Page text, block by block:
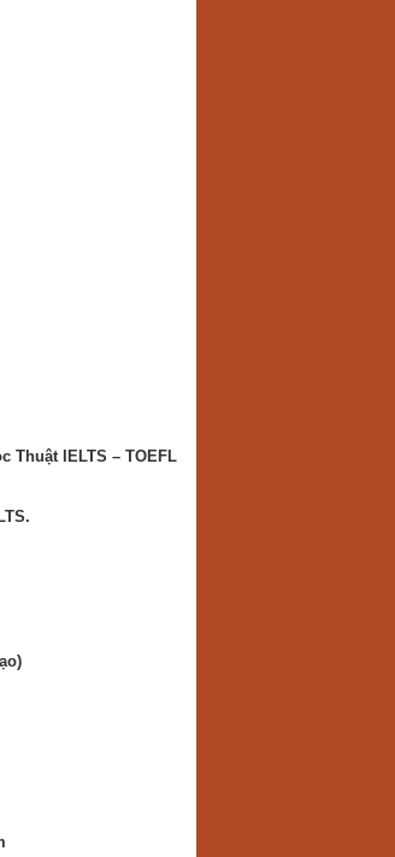
Thuật IELTS – TOEFL